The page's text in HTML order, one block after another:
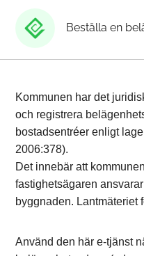
Beställa en
Kommunen har det
och registrera
bostadsentréer enligt
2006:378).
Det innebär att
fastighetsägaren
byggnaden. Lantmäteriet
Använd den här e-tjänst